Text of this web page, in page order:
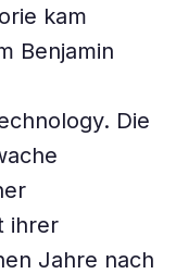
kam
Benjamin
Die
ihrer
Jahre nach